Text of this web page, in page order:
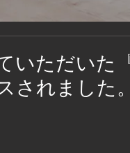
いただいた
されました。